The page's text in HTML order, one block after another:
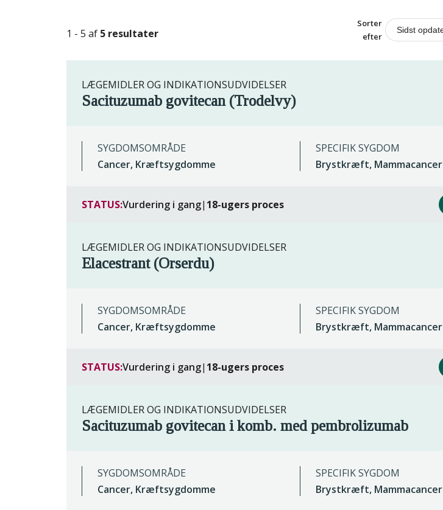
1 - 5 af 5 resultater
Sorter
efter
LÆGEMIDLER OG INDIKATIONSUDVIDELSER
Sacituzumab govitecan (Trodelvy)
SYGDOMSOMRÅDE
Cancer, Kræftsygdomme
SPECIFIK SYGDOM
Brystkræft, Mammacancer
STATUS:Vurdering i gang| 18-ugers proces
LÆGEMIDLER OG INDIKATIONSUDVIDELSER
Elacestrant (Orserdu)
SYGDOMSOMRÅDE
Cancer, Kræftsygdomme
SPECIFIK SYGDOM
Brystkræft, Mammacancer
STATUS:Vurdering i gang| 18-ugers proces
LÆGEMIDLER OG INDIKATIONSUDVIDELSER
Sacituzumab govitecan i komb. med pembrolizumab
SYGDOMSOMRÅDE
Cancer, Kræftsygdomme
SPECIFIK SYGDOM
Brystkræft, Mammacancer